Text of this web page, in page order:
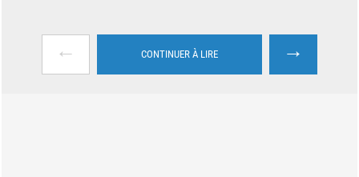
← CONTINUER À LIRE →